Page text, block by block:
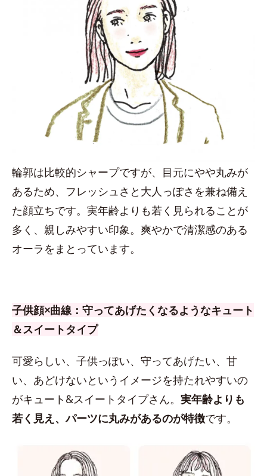
輪郭は比較的シャープですが、目元にやや丸みが
あるため、フレッシュさと大人っぽさを兼ね備え
た顔立ちです。実年齢よりも若く見られることが
多く、親しみやすい印象。爽やかで清潔感のある
オーラをまとっています。
子供顔×曲線：守ってあげたくなるようなキュート
＆スイートタイプ
可愛らしい、子供っぽい、守ってあげたい、甘
い、あどけないというイメージを持たれやすいの
がキュート&スイートタイプさん。 実年齢よりも
若く見え、パーツに丸みがあるのが特徴です。